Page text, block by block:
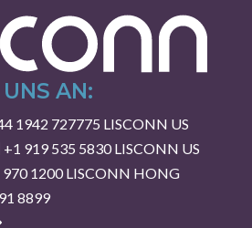
AN:
1942 727775 LISCONN US
+1 919 535 5830LISCONN US
970 1200LISCONN HONG
8899